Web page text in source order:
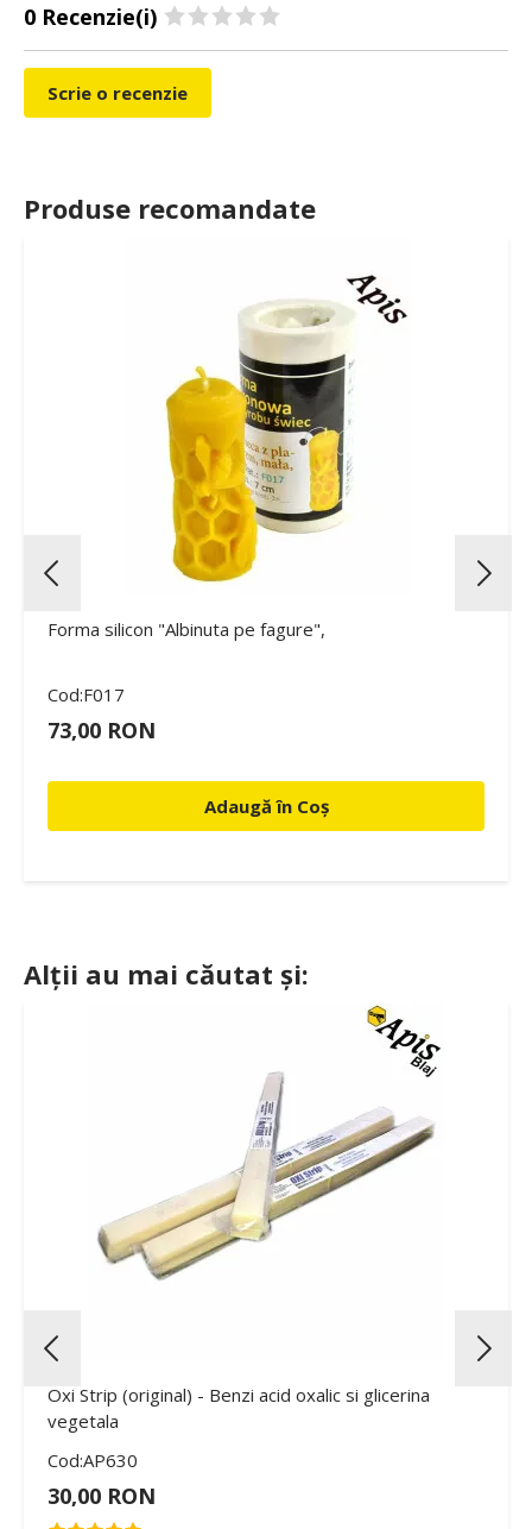
0 Recenzie(i)
Scrie o recenzie
Produse recomandate
Forma silicon "Albinuta pe fagure",
Cod:F017
73,00 RON
Adaugă în Coș
Alții au mai căutat și:
Oxi Strip (original) - Benzi acid oxalic si glicerina
vegetala
Cod:AP630
30,00 RON